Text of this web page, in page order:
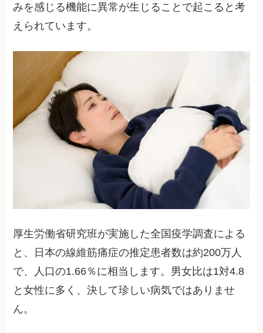
みを感じる機能に異常が生じることで起こると考
えられています。
厚生労働省研究班が実施した全国疫学調査による
と、日本の線維筋痛症の推定患者数は約200万人
で、人口の1.66％に相当します。男女比は1対4.8
と女性に多く、決して珍しい病気ではありませ
ん。